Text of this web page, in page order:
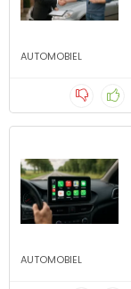
AUTOMOBIEL
AUTOMOBIEL